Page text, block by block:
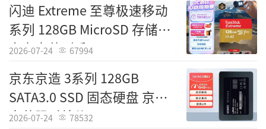
闪迪 Extreme 至尊极速移动
系列 128GB MicroSD 存储卡
京东自营到手249元
2026-07-24 67994
京东京造 3系列 128GB
SATA3.0 SSD 固态硬盘 京东
自营限时特价139元
2026-07-24 78532